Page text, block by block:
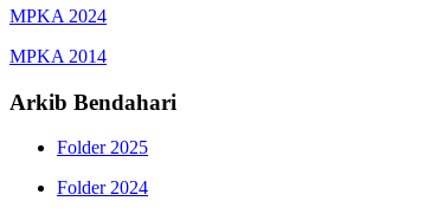
MPKA 2024
MPKA 2014
Arkib Bendahari
Folder 2025
Folder 2024